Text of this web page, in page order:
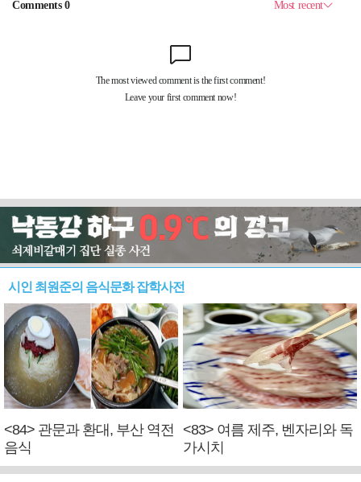
시인 최원준의 음식문화 잡학사전
<84> 관문과 환대, 부산 역전
음식
<83> 여름 제주, 벤자리와 독
가시치